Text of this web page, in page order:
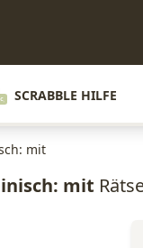
SCRABBLE HILFE
mit
mit